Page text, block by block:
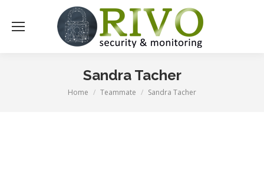
Sandra Tacher
You are here:
Home Teammate Sandra Tacher